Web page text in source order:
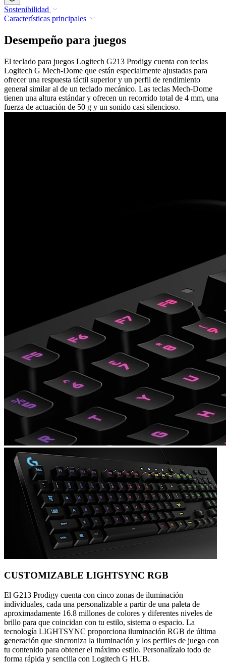
Sostenibilidad
Características principales
Desempeño para juegos
El teclado para juegos Logitech G213 Prodigy cuenta con teclas
Logitech G Mech-Dome que están especialmente ajustadas para
ofrecer una respuesta táctil superior y un perfil de rendimiento
general similar al de un teclado mecánico. Las teclas Mech-Dome
tienen una altura estándar y ofrecen un recorrido total de 4 mm, una
fuerza de actuación de 50 g y un sonido casi silencioso.
CUSTOMIZABLE LIGHTSYNC RGB
El G213 Prodigy cuenta con cinco zonas de iluminación
individuales, cada una personalizable a partir de una paleta de
aproximadamente 16.8 millones de colores y diferentes niveles de
brillo para que coincidan con tu estilo, sistema o espacio. La
tecnología LIGHTSYNC proporciona iluminación RGB de última
generación que sincroniza la iluminación y los perfiles de juego con
tu contenido para obtener el máximo estilo. Personalízalo todo de
forma rápida y sencilla con Logitech G HUB.